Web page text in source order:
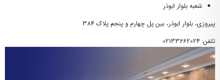
شعبه بلوار ابوذر
پیروزی، بلوار ابوذر، بین پل چهارم و پنجم پلاک 384
تلفن: 02133662024